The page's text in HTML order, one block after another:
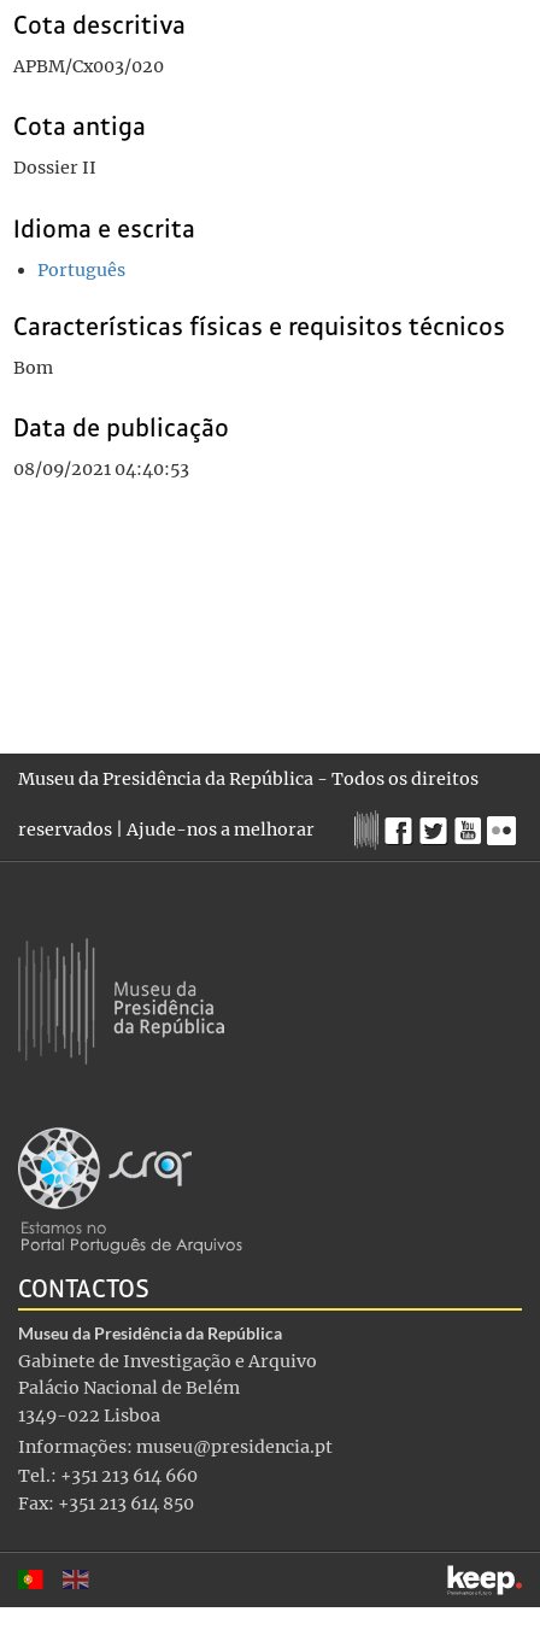
Cota descritiva
APBM/Cx003/020
Cota antiga
Dossier II
Idioma e escrita
Português
Características físicas e requisitos técnicos
Bom
Data de publicação
08/09/2021 04:40:53
Museu da Presidência da República - Todos os direitos
reservados |Ajude-nos a melhorar
CONTACTOS
Museu da Presidência da República
Gabinete de Investigação e Arquivo
Palácio Nacional de Belém
1349-022 Lisboa
Informações: museu@presidencia.pt
Tel.: +351 213 614 660
Fax: +351 213 614 850